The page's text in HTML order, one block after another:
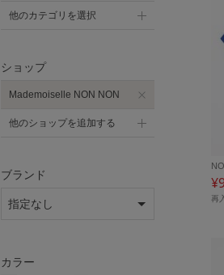
再
他のカテゴリを選択
ショップ
Mademoiselle NON NON
他のショップを追加する
ブランド
カラー